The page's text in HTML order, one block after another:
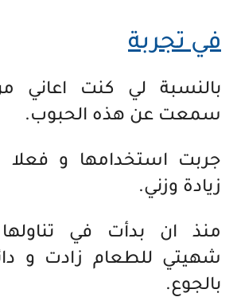
في تجربة
بالنسبة لي كنت اعاني
سمعت عن هذه الحبوب.
جربت استخدامها و فعلا
زيادة وزني.
منذ ان بدأت في
شهيتي للطعام زادت و
بالجوع.